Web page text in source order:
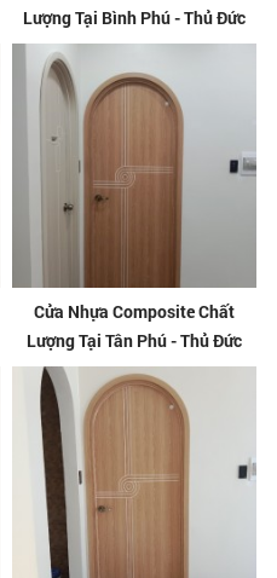
Lượng Tại Bình Phú - Thủ Đức
Cửa Nhựa Composite Chất
Lượng Tại Tân Phú - Thủ Đức